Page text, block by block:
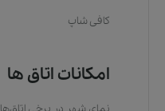
کافی شاپ
امکانات اتاق ها